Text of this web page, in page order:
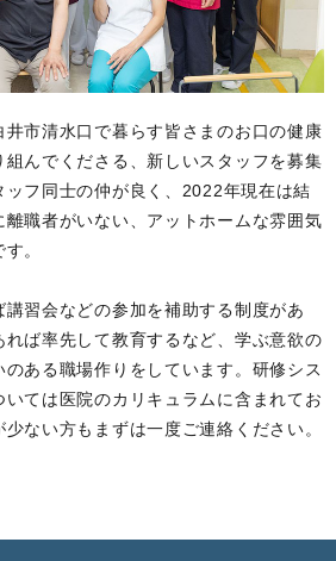
市清水口で暮らす皆さまのお口の健康
んでくださる、新しいスタッフを募集
ッフ同士の仲が良く、2022年現在は結
職者がいない、アットホームな雰囲気
。
講習会などの参加を補助する制度があ
れば率先して教育するなど、学ぶ意欲の
ある職場作りをしています。研修シス
ては医院のカリキュラムに含まれてお
ない方もまずは一度ご連絡ください。